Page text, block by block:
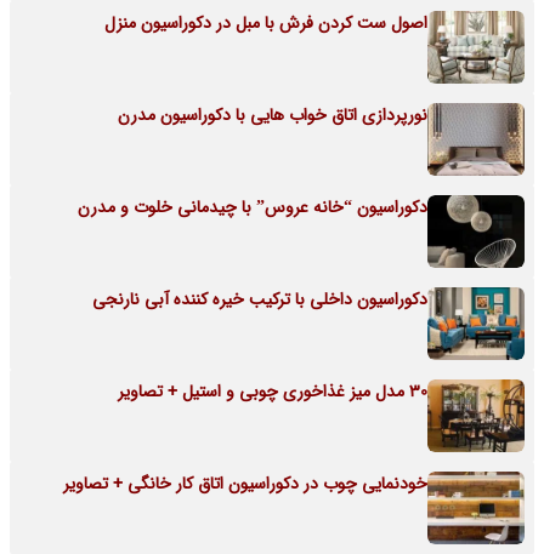
اصول ست کردن فرش با مبل در دکوراسیون منزل
نورپردازی اتاق خواب هایی با دکوراسیون مدرن
دکوراسیون “خانه عروس” با چیدمانی خلوت و مدرن
دکوراسیون داخلی با ترکیب خیره کننده آبی نارنجی
30 مدل میز غذاخوری چوبی و استیل + تصاویر
خودنمایی چوب در دکوراسیون اتاق کار خانگی + تصاویر